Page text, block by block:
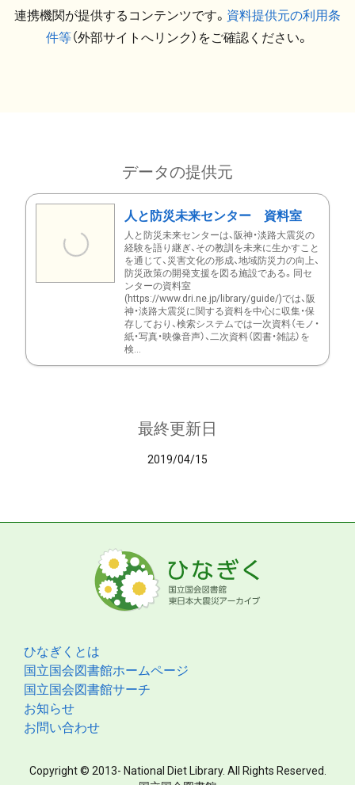
連携機関が提供するコンテンツです。 資料提供元の利用条
件等（外部サイトへリンク）をご確認ください。
データの提供元
人と防災未来センター 資料室
人と防災未来センターは、阪神・淡路大震災の
経験を語り継ぎ、その教訓を未来に生かすこと
を通じて、災害文化の形成、地域防災力の向上、
防災政策の開発支援を図る施設である。同セ
ンターの資料室
(https://www.dri.ne.jp/library/guide/)では、阪
神・淡路大震災に関する資料を中心に収集・保
存しており、検索システムでは一次資料（モノ・
紙・写真・映像音声）、二次資料（図書・雑誌）を
検...
最終更新日
2019/04/15
ひなぎくとは
国立国会図書館ホームページ
国立国会図書館サーチ
お知らせ
お問い合わせ
Copyright © 2013- National Diet Library. All Rights Reserved.